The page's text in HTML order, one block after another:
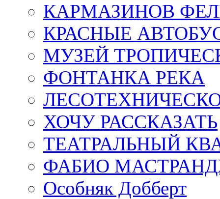
КАРМАЗИНОВ
КРАСНЫЕ
МУЗЕЙ
ФОНТАНКА РЕКА
ХОЧУ РАССКАЗАТЬ
ТЕАТРАЛЬНЫЙ
ФАБИО
Особняк Добберт